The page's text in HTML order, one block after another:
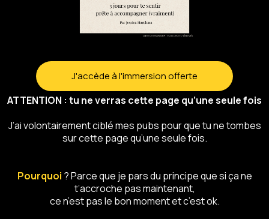
J'accède à l'immersion offerte
ATTENTION : tu ne verras cette page qu’une seule fois
J’ai volontairement ciblé mes pubs pour que tu ne tombes
sur cette page qu’une seule fois.
Pourquoi ? Parce que je pars du principe que si ça ne
t’accroche pas maintenant,
ce n’est pas le bon moment et c’est ok.